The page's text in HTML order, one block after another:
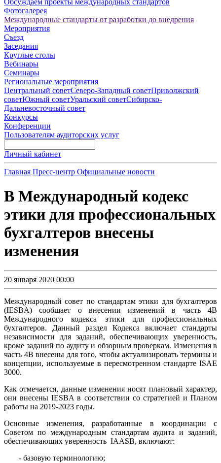
Обсуждаем проекты международных стандартов
Фотогалерея
Международные стандарты от разработки до внедрения
Мероприятия
Съезд
Заседания
Круглые столы
Вебинары
Семинары
Региональные мероприятия
Центральный советСеверо-Западный советПриволжский
советЮжный советУральский советСибирско-
Дальневосточный совет
Конкурсы
Конференции
Пользователям аудиторских услуг
Личный кабинет
Главная Пресс-центр Официальные новости
В Международный кодекс
этики для профессиональных
бухгалтеров внесены
изменения
20 января 2020 00:00
Международный совет по стандартам этики для бухгалтеров
(IESBA) сообщает о внесении изменений в часть 4B
Международного кодекса этики для профессиональных
бухгалтеров. Данный раздел Кодекса включает стандарты
независимости для заданий, обеспечивающих уверенность,
кроме заданий по аудиту и обзорным проверкам. Изменения в
часть 4В внесены для того, чтобы актуализировать термины и
концепции, используемые в пересмотренном стандарте ISAE
3000.
Как отмечается, данные изменения носят плановый характер,
они внесены IESBA в соответствии со стратегией и Планом
работы на 2019-2023 годы.
Основные изменения, разработанные в координации с
Советом по международным стандартам аудита и заданий,
обеспечивающих уверенность IAASB, включают:
- базовую терминологию;